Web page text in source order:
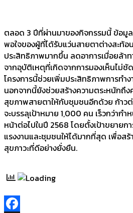
ตลอด 3 ปีที่ผ่านมาของกิจกรรมนี้ ข้อมู
พอใจของผู้ที่ได้รับแว่นสายตาต่างสะท้อ
ประสิทธิภาพมากขึ้น ลดอาการเมื่อยล้า
จากอุบัติเหตุที่เกิดจากการมองเห็นไม่
โครงการนี้ช่วยเพิ่มประสิทธิภาพการทำ
นอกจากนี้ยังช่วยสร้างความตระหนักถึ
สุขภาพสายตาให้กับชุมชนอีกด้วย ก้าวต่
จะบรรลุเป้าหมาย 1,000 คน เร็วกว่าก
หน้าต่อไปในปี 2568 โดยตั้งเป้าขยาย
แรงงานและชุมชนให้ได้มากที่สุด เพื่อ
สุขภาวะที่ดีอย่างยั่งยืน.